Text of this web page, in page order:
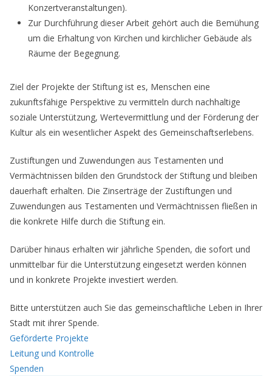
Konzertveranstaltungen).
Zur Durchführung dieser Arbeit gehört auch die Bemühung
um die Erhaltung von Kirchen und kirchlicher Gebäude als
Räume der Begegnung.
Ziel der Projekte der Stiftung ist es, Menschen eine
zukunftsfähige Perspektive zu vermitteln durch nachhaltige
soziale Unterstützung, Wertevermittlung und der Förderung der
Kultur als ein wesentlicher Aspekt des Gemeinschaftserlebens.
Zustiftungen und Zuwendungen aus Testamenten und
Vermächtnissen bilden den Grundstock der Stiftung und bleiben
dauerhaft erhalten. Die Zinserträge der Zustiftungen und
Zuwendungen aus Testamenten und Vermächtnissen fließen in
die konkrete Hilfe durch die Stiftung ein.
Darüber hinaus erhalten wir jährliche Spenden, die sofort und
unmittelbar für die Unterstützung eingesetzt werden können
und in konkrete Projekte investiert werden.
Bitte unterstützen auch Sie das gemeinschaftliche Leben in Ihrer
Stadt mit ihrer Spende.
Geförderte Projekte
Leitung und Kontrolle
Spenden